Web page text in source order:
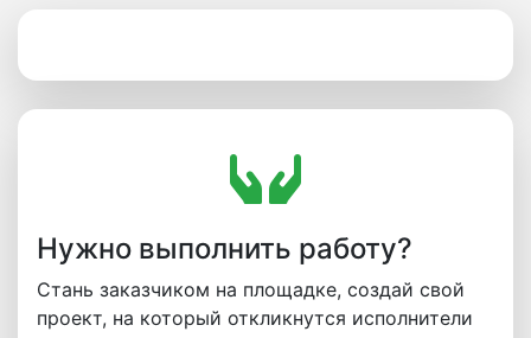
Нужно выполнить работу?
Стань заказчиком на площадке, создай свой
проект, на который откликнутся исполнители